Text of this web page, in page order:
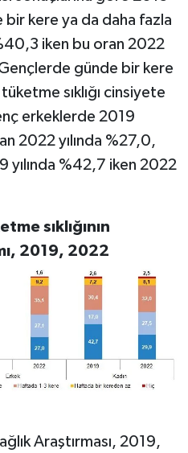
bir kere ya da daha fazla
iken bu oran 2022
günde bir kere
sıklığı cinsiyete
erkeklerde 2019
2022 yılında %27,0,
yılında %42,7 iken 2022
sıklığının
2019, 2022
Araştırması, 2019,